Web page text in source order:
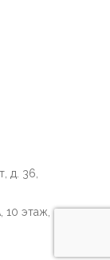
д. 36,
10 этаж,